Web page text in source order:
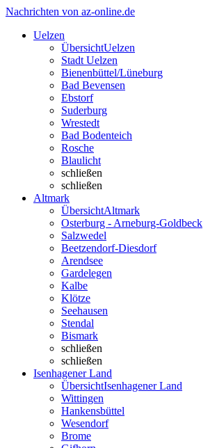
Nachrichten von az-online.de
Uelzen
ÜbersichtUelzen
Stadt Uelzen
Bienenbüttel/Lüneburg
Bad Bevensen
Ebstorf
Suderburg
Wrestedt
Bad Bodenteich
Rosche
Blaulicht
schließen
schließen
Altmark
ÜbersichtAltmark
Osterburg - Arneburg-Goldbeck
Salzwedel
Beetzendorf-Diesdorf
Arendsee
Gardelegen
Kalbe
Klötze
Seehausen
Stendal
Bismark
schließen
schließen
Isenhagener Land
ÜbersichtIsenhagener Land
Wittingen
Hankensbüttel
Wesendorf
Brome